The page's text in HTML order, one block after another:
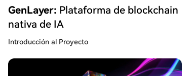
GenLayer: Plataforma de blockchain
nativa de IA
Introducción al Proyecto